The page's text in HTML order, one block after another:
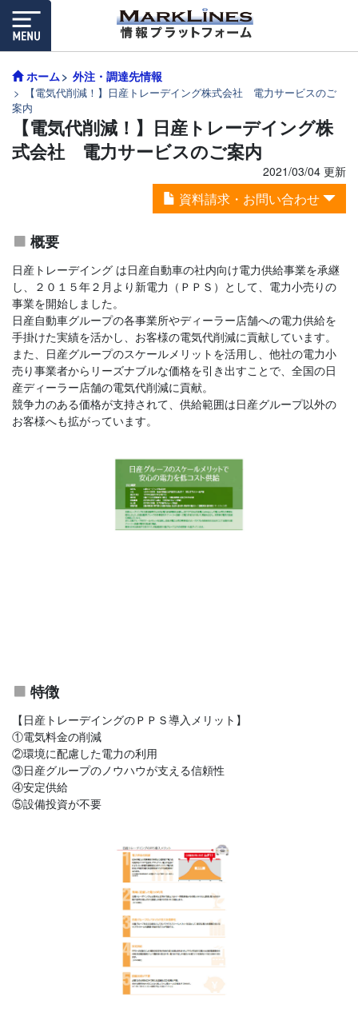
ホーム 外注・調達先情報
【電気代削減！】日産トレーデイング株式会社 電力サービスのご
案内
【電気代削減！】日産トレーデイング株
式会社 電力サービスのご案内
2021/03/04 更新
資料請求・お問い合わせ
概要
日産トレーデイング は日産自動車の社内向け電力供給事業を承継
し、２０１５年２月より新電力（ＰＰＳ）として、電力小売りの
事業を開始しました。
日産自動車グループの各事業所やディーラー店舗への電力供給を
手掛けた実績を活かし、お客様の電気代削減に貢献しています。
また、日産グループのスケールメリットを活用し、他社の電力小
売り事業者からリーズナブルな価格を引き出すことで、全国の日
産ディーラー店舗の電気代削減に貢献。
競争力のある価格が支持されて、供給範囲は日産グループ以外の
お客様へも拡がっています。
特徴
【日産トレーデイングのＰＰＳ導入メリット】
①電気料金の削減
②環境に配慮した電力の利用
③日産グループのノウハウが支える信頼性
④安定供給
⑤設備投資が不要